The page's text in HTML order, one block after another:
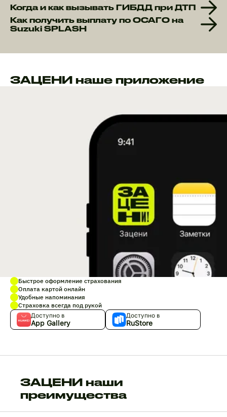
Когда и как вызывать ГИБДД при ДТП
Как получить выплату по ОСАГО на
Suzuki SPLASH
ЗАЦЕНИ наше приложение
Быстрое оформление страхования
Оплата картой онлайн
Удобные напоминания
Страховка всегда под рукой
Доступно в
App Gallery
Доступно в
RuStore
ЗАЦЕНИ наши
преимущества